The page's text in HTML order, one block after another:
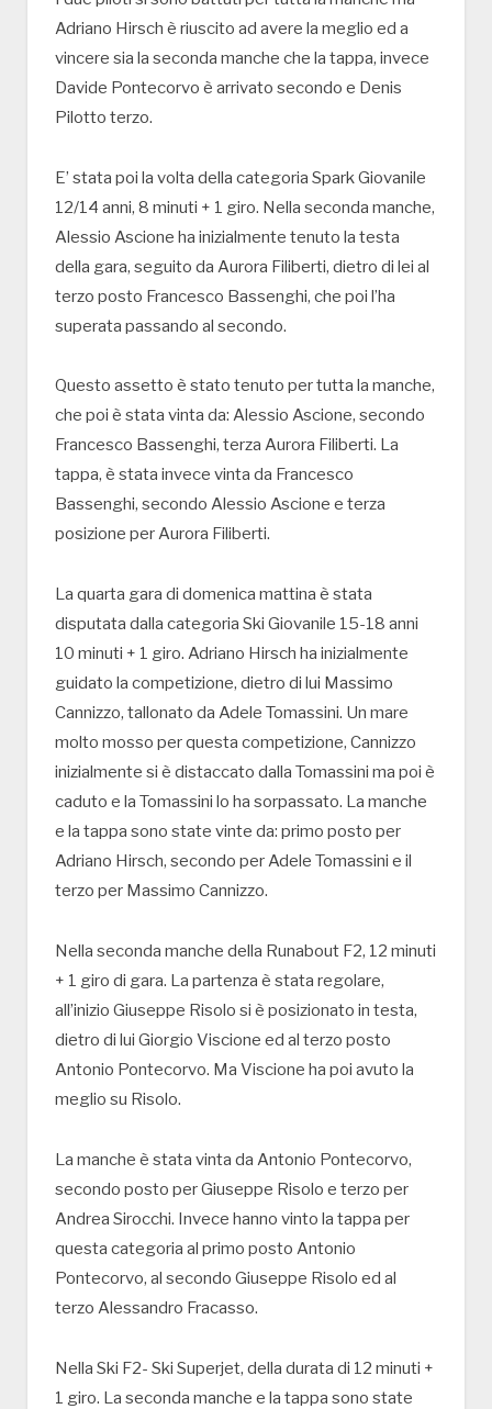
Adriano Hirsch è riuscito ad avere la meglio ed a
vincere sia la seconda manche che la tappa, invece
Davide Pontecorvo è arrivato secondo e Denis
Pilotto terzo.
E’ stata poi la volta della categoria Spark Giovanile
12/14 anni, 8 minuti + 1 giro. Nella seconda manche,
Alessio Ascione ha inizialmente tenuto la testa
della gara, seguito da Aurora Filiberti, dietro di lei al
terzo posto Francesco Bassenghi, che poi l’ha
superata passando al secondo.
Questo assetto è stato tenuto per tutta la manche,
che poi è stata vinta da: Alessio Ascione, secondo
Francesco Bassenghi, terza Aurora Filiberti. La
tappa, è stata invece vinta da Francesco
Bassenghi, secondo Alessio Ascione e terza
posizione per Aurora Filiberti.
La quarta gara di domenica mattina è stata
disputata dalla categoria Ski Giovanile 15-18 anni
10 minuti + 1 giro. Adriano Hirsch ha inizialmente
guidato la competizione, dietro di lui Massimo
Cannizzo, tallonato da Adele Tomassini. Un mare
molto mosso per questa competizione, Cannizzo
inizialmente si è distaccato dalla Tomassini ma poi è
caduto e la Tomassini lo ha sorpassato. La manche
e la tappa sono state vinte da: primo posto per
Adriano Hirsch, secondo per Adele Tomassini e il
terzo per Massimo Cannizzo.
Nella seconda manche della Runabout F2, 12 minuti
+ 1 giro di gara. La partenza è stata regolare,
all’inizio Giuseppe Risolo si è posizionato in testa,
dietro di lui Giorgio Viscione ed al terzo posto
Antonio Pontecorvo. Ma Viscione ha poi avuto la
meglio su Risolo.
La manche è stata vinta da Antonio Pontecorvo,
secondo posto per Giuseppe Risolo e terzo per
Andrea Sirocchi. Invece hanno vinto la tappa per
questa categoria al primo posto Antonio
Pontecorvo, al secondo Giuseppe Risolo ed al
terzo Alessandro Fracasso.
Nella Ski F2- Ski Superjet, della durata di 12 minuti +
1 giro. La seconda manche e la tappa sono state